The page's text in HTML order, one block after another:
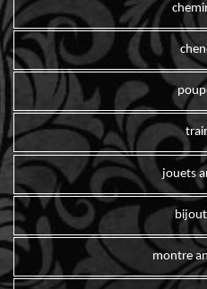
jouets
montre